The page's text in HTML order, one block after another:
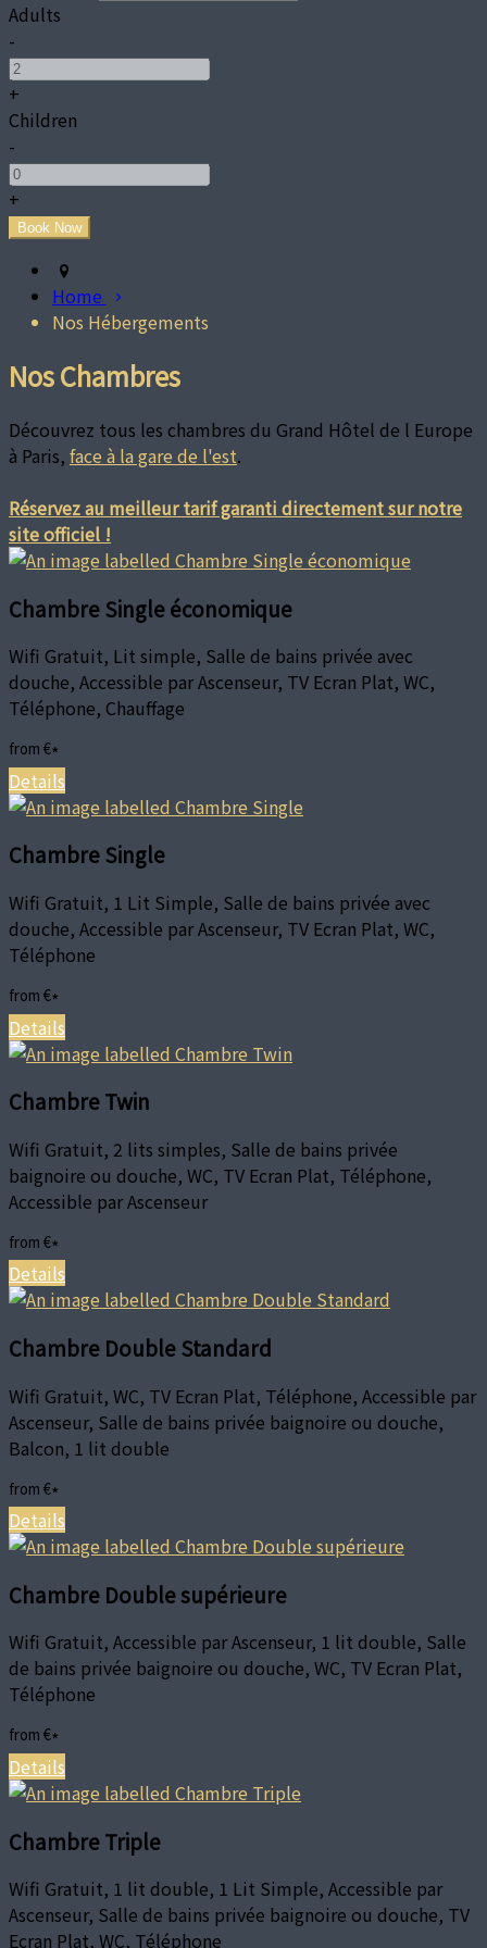
Adults
-
+
Children
-
+
Home
Nos Hébergements
Nos Chambres
Découvrez tous les chambres du Grand Hôtel de l Europe
à Paris, face à la gare de l'est.
Réservez au meilleur tarif garanti directement sur notre
site officiel !
Chambre Single économique
Wifi Gratuit, Lit simple, Salle de bains privée avec
douche, Accessible par Ascenseur, TV Ecran Plat, WC,
Téléphone, Chauffage
from €*
Details
Chambre Single
Wifi Gratuit, 1 Lit Simple, Salle de bains privée avec
douche, Accessible par Ascenseur, TV Ecran Plat, WC,
Téléphone
from €*
Details
Chambre Twin
Wifi Gratuit, 2 lits simples, Salle de bains privée
baignoire ou douche, WC, TV Ecran Plat, Téléphone,
Accessible par Ascenseur
from €*
Details
Chambre Double Standard
Wifi Gratuit, WC, TV Ecran Plat, Téléphone, Accessible par
Ascenseur, Salle de bains privée baignoire ou douche,
Balcon, 1 lit double
from €*
Details
Chambre Double supérieure
Wifi Gratuit, Accessible par Ascenseur, 1 lit double, Salle
de bains privée baignoire ou douche, WC, TV Ecran Plat,
Téléphone
from €*
Details
Chambre Triple
Wifi Gratuit, 1 lit double, 1 Lit Simple, Accessible par
Ascenseur, Salle de bains privée baignoire ou douche, TV
Ecran Plat, WC, Téléphone